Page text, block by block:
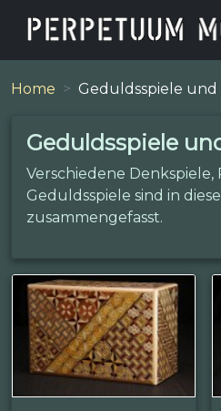
Home Geduldsspiele und
Geduldsspiele
Verschiedene Denkspiele,
Geduldsspiele sind in
zusammengefasst.